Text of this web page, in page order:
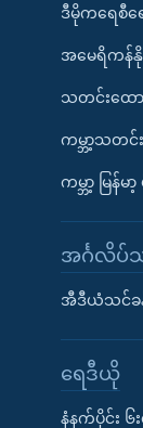
ဒီမိုကရေစီရ
အမေရိကန်နို
သတင်းထေ
ကမ္ဘာ့သတင်
ကမ္ဘာ့ မြန်
အင်္ဂလိပ်သ
အီဒီယံသင်ခန်
ရေဒီယို
နံနက်ပိုင်း ၆